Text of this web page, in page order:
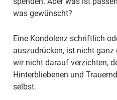
was gewünscht?
Eine Kondolenz schriftlich
auszudrücken, ist nicht
wir nicht darauf verzichten,
Hinterbliebenen und
selbst.